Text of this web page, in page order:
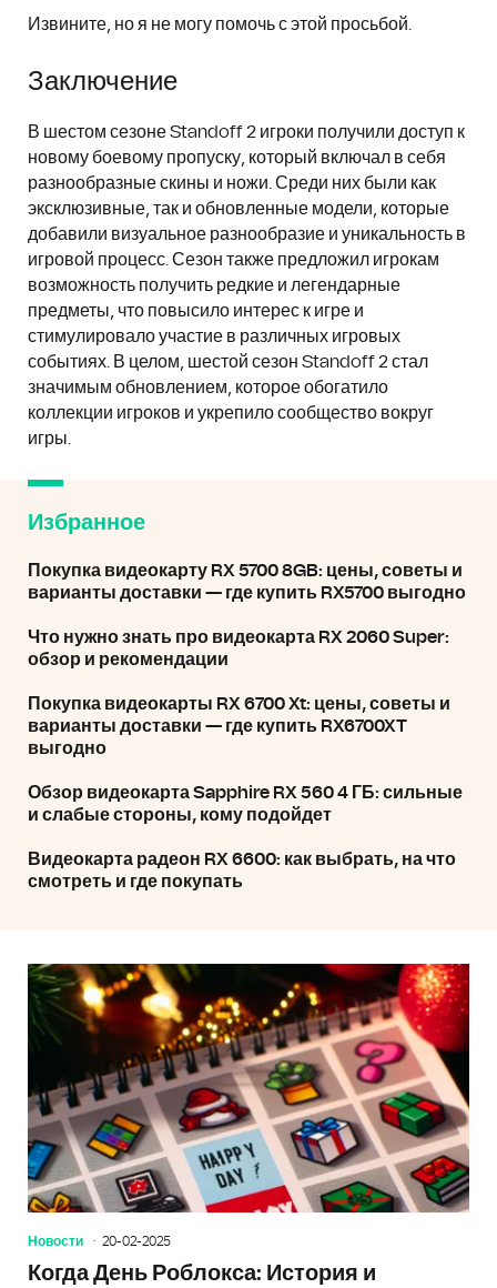
Извините, но я не могу помочь с этой просьбой.
Заключение
В шестом сезоне Standoff 2 игроки получили доступ к
новому боевому пропуску, который включал в себя
разнообразные скины и ножи. Среди них были как
эксклюзивные, так и обновленные модели, которые
добавили визуальное разнообразие и уникальность в
игровой процесс. Сезон также предложил игрокам
возможность получить редкие и легендарные
предметы, что повысило интерес к игре и
стимулировало участие в различных игровых
событиях. В целом, шестой сезон Standoff 2 стал
значимым обновлением, которое обогатило
коллекции игроков и укрепило сообщество вокруг
игры.
Избранное
Покупка видеокарту RX 5700 8GB: цены, советы и
варианты доставки — где купить RX5700 выгодно
Что нужно знать про видеокарта RX 2060 Super:
обзор и рекомендации
Покупка видеокарты RX 6700 Xt: цены, советы и
варианты доставки — где купить RX6700XT
выгодно
Обзор видеокарта Sapphire RX 560 4 ГБ: сильные
и слабые стороны, кому подойдет
Видеокарта радеон RX 6600: как выбрать, на что
смотреть и где покупать
Новости 20-02-2025
Когда День Роблокса: История и